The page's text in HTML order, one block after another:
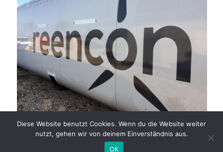
Diese Website benutzt Cookies. Wenn du die Website weiter
nutzt, gehen wir von deinem Einverständnis aus.
OK